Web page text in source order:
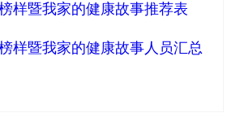
样暨我家的健康故事推荐表
样暨我家的健康故事人员汇总